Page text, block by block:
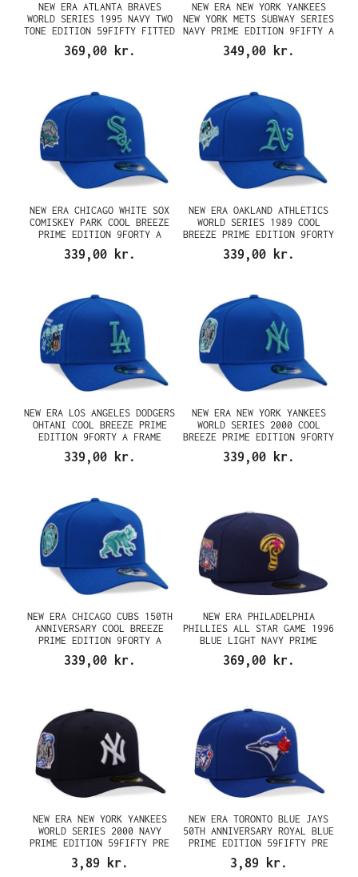
NEW ERA ATLANTA BRAVES
WORLD SERIES 1995 NAVY TWO
TONE EDITION 59FIFTY FITTED
CAP
369,00 kr.
NEW ERA NEW YORK YANKEES
NEW YORK METS SUBWAY SERIES
NAVY PRIME EDITION 9FIFTY A
FRAME SNAPBACK CAP
349,00 kr.
NEW ERA CHICAGO WHITE SOX
COMISKEY PARK COOL BREEZE
PRIME EDITION 9FORTY A
FRAME SNAPBACK CAP
339,00 kr.
NEW ERA OAKLAND ATHLETICS
WORLD SERIES 1989 COOL
BREEZE PRIME EDITION 9FORTY
A FRAME SNAPBACK CAP
339,00 kr.
NEW ERA LOS ANGELES DODGERS
OHTANI COOL BREEZE PRIME
EDITION 9FORTY A FRAME
SNAPBACK CAP
339,00 kr.
NEW ERA NEW YORK YANKEES
WORLD SERIES 2000 COOL
BREEZE PRIME EDITION 9FORTY
A FRAME SNAPBACK CAP
339,00 kr.
NEW ERA CHICAGO CUBS 150TH
ANNIVERSARY COOL BREEZE
PRIME EDITION 9FORTY A
FRAME SNAPBACK CAP
339,00 kr.
NEW ERA PHILADELPHIA
PHILLIES ALL STAR GAME 1996
BLUE LIGHT NAVY PRIME
EDITION 59FIFTY FITTED CAP
369,00 kr.
NEW ERA NEW YORK YANKEES
WORLD SERIES 2000 NAVY
PRIME EDITION 59FIFTY PRE
CURVED FITTED CAP
3,89 kr.
NEW ERA TORONTO BLUE JAYS
50TH ANNIVERSARY ROYAL BLUE
PRIME EDITION 59FIFTY PRE
CURVED FITTED CAP
3,89 kr.